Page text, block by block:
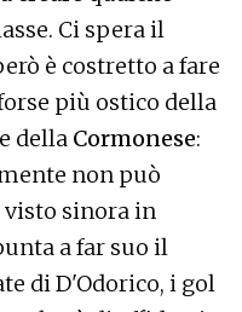
Ci spera il
è costretto a fare
più ostico della
della Cormonese:
non può
visto sinora in
a far suo il
di D'Odorico, i gol